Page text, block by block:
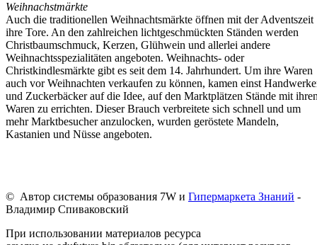
Weihnachstmärkte
Auch die traditionellen Weihnachtsmärkte öffnen mit der Adventszeit
ihre Tore. An den zahlreichen lichtgeschmückten Ständen werden
Christbaumschmuck, Kerzen, Glühwein und allerlei andere
Weihnachtsspezialitäten angeboten. Weihnachts- oder
Christkindlesmärkte gibt es seit dem 14. Jahrhundert. Um ihre Waren
auch vor Weihnachten verkaufen zu können, kamen einst
und Zuckerbäcker auf die Idee, auf den Marktplätzen Stände mit
Waren zu errichten. Dieser Brauch verbreitete sich schnell und um
mehr Marktbesucher anzulocken, wurden geröstete Mandeln,
Kastanien und Nüsse angeboten.
© Автор системы образования 7W и Гипермаркета Знаний -
Владимир Спиваковский
При использовании материалов ресурса